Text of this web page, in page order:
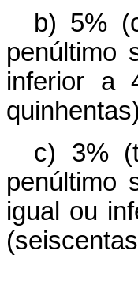
b) 5%
penúltimo
inferior a
c) 3%
penúltimo
igual ou